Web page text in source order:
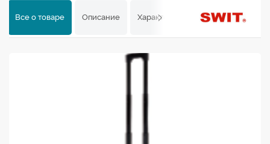
Все о товаре Описание Характеристики Отзывы